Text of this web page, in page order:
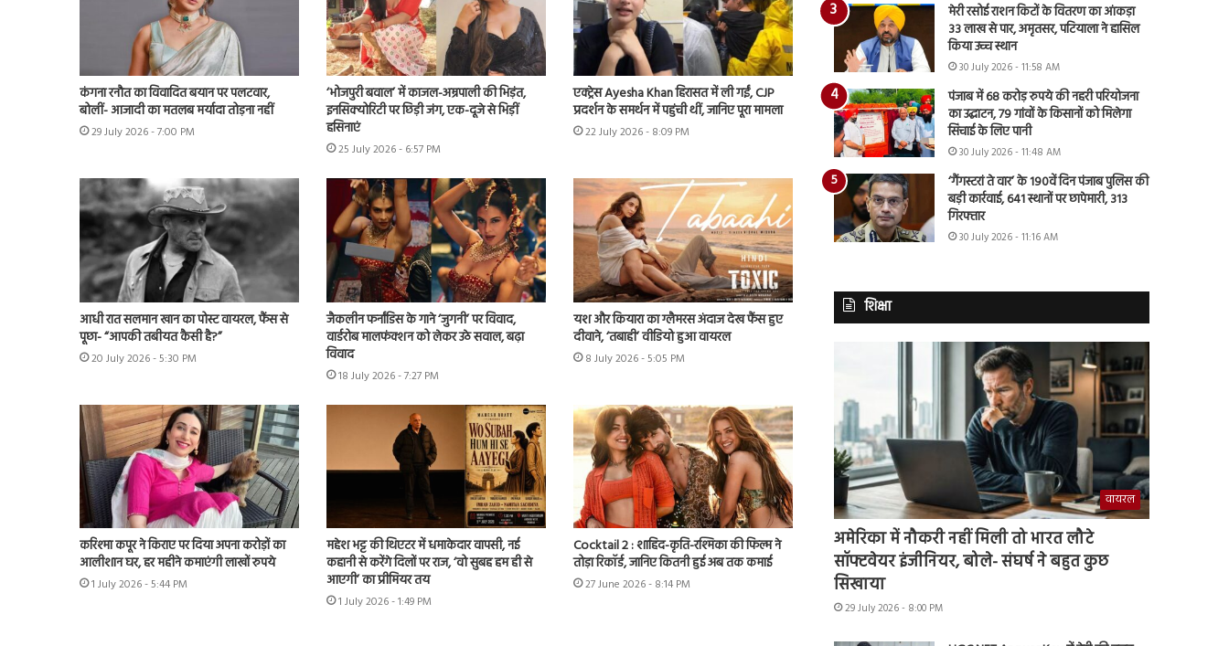
कंगना रनौत का विवादित बयान पर पलटवार,
बोलीं- आजादी का मतलब मर्यादा तोड़ना नहीं
29 July 2026 - 7:00 PM
‘भोजपुरी बवाल’ में काजल-अम्रपाली की भिड़ंत,
इनसिक्योरिटी पर छिड़ी जंग, एक-दूजे से भिड़ीं
हसिनाएं
25 July 2026 - 6:57 PM
एक्ट्रेस Ayesha Khan हिरासत में ली गईं, CJP
प्रदर्शन के समर्थन में पहुंची थीं, जानिए पूरा मामला
22 July 2026 - 8:09 PM
आधी रात सलमान खान का पोस्ट वायरल, फैंस से
पूछा- “आपकी तबीयत कैसी है?”
20 July 2026 - 5:30 PM
जैकलीन फर्नांडिस के गाने ‘जुगनी’ पर विवाद,
वार्डरोब मालफंक्शन को लेकर उठे सवाल, बढ़ा
विवाद
18 July 2026 - 7:27 PM
यश और कियारा का ग्लैमरस अंदाज देख फैंस हुए
दीवाने, ‘तबाही’ वीडियो हुआ वायरल
8 July 2026 - 5:05 PM
करिश्मा कपूर ने किराए पर दिया अपना करोड़ों का
आलीशान घर, हर महीने कमाएंगी लाखों रुपये
1 July 2026 - 5:44 PM
महेश भट्ट की थिएटर में धमाकेदार वापसी, नई
कहानी से करेंगे दिलों पर राज, ‘वो सुबह हम ही से
आएगी’ का प्रीमियर तय
1 July 2026 - 1:49 PM
Cocktail 2 : शाहिद-कृति-रश्मिका की फिल्म ने
तोड़ा रिकॉर्ड, जानिए कितनी हुई अब तक कमाई
27 June 2026 - 8:14 PM
मेरी रसोई राशन किटों के वितरण का आंकड़ा
33 लाख से पार, अमृतसर, पटियाला ने हासिल
किया उच्च स्थान
30 July 2026 - 11:58 AM
पंजाब में 68 करोड़ रुपये की नहरी परियोजना
का उद्घाटन, 79 गांवों के किसानों को मिलेगा
सिंचाई के लिए पानी
30 July 2026 - 11:48 AM
‘गैंगस्टरां ते वार’ के 190वें दिन पंजाब पुलिस की
बड़ी कार्रवाई, 641 स्थानों पर छापेमारी, 313
गिरफ्तार
30 July 2026 - 11:16 AM
शिक्षा
वायरल
अमेरिका में नौकरी नहीं मिली तो भारत लौटे
सॉफ्टवेयर इंजीनियर, बोले- संघर्ष ने बहुत कुछ
सिखाया
29 July 2026 - 8:00 PM